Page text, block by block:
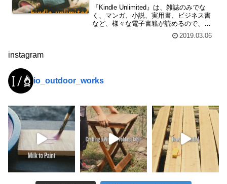
『Kindle Unlimited』は、雑誌のみでな
く、マンガ、小説、実用書、ビジネス書
など、様々な電子書籍が読めるので、便
利です。月額980円で読み放題とお得で
すが、使わなくても月額料金はかかって
2019.03.06
instagram
io_outdoor_works